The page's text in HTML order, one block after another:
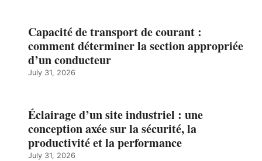
Capacité de transport de courant :
comment déterminer la section appropriée
d’un conducteur
July 31, 2026
Éclairage d’un site industriel : une
conception axée sur la sécurité, la
productivité et la performance
July 31, 2026